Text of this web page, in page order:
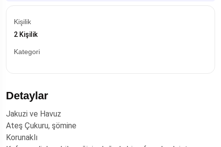
Kişilik
2 Kişilik
Kategori
Detaylar
Jakuzi ve Havuz
Ateş Çukuru, şömine
Korunaklı